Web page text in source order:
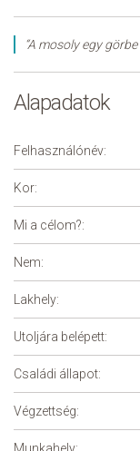
“A mosoly egy
Alapadatok
Felhasználónév:
Kor:
Mi a célom?:
Nem:
Lakhely:
Utoljára belépett:
Családi állapot:
Végzettség: